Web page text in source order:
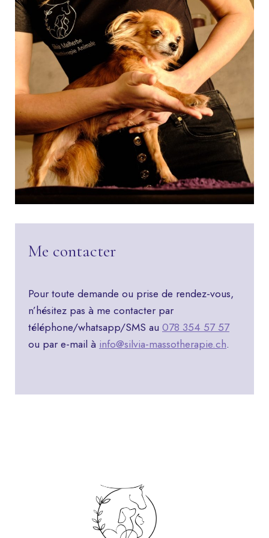
Me contacter
Pour toute demande ou prise de rendez-vous,
n’hésitez pas à me contacter par
téléphone/whatsapp/SMS au 078 354 57 57
ou par e-mail à info@silvia-massotherapie.ch.